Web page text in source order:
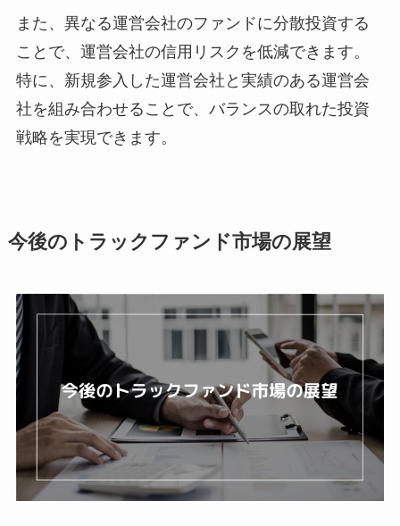
また、異なる運営会社のファンドに分散投資する
ことで、運営会社の信用リスクを低減できます。
特に、新規参入した運営会社と実績のある運営会
社を組み合わせることで、バランスの取れた投資
戦略を実現できます。
今後のトラックファンド市場の展望